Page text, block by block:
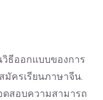
ธีออกแบบของการ
ครเรียนภาษาจีน.
ดสอบความสามารถ